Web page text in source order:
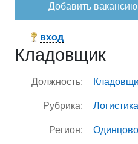
Добавить вакансию
вход
Кладовщик
Должность:
Рубрика:
Регион: Одинцово